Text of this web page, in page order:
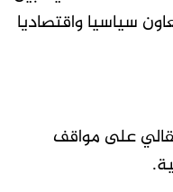
سياسيا واقتصاديا
على مواقف